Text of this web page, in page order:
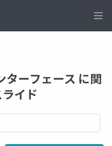
ターフェース に関
イド